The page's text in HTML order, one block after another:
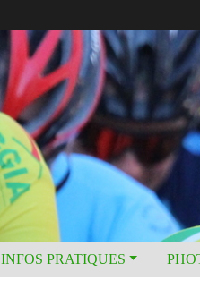
INFOS PRATIQUES